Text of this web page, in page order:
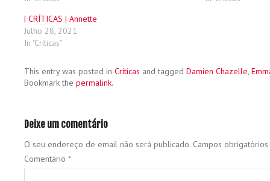
| CRÍTICAS | Annette
Julho 28, 2021
In "Críticas"
This entry was posted in Críticas and tagged Damien Chazelle
Bookmark the permalink.
Deixe um comentário
O seu endereço de email não será publicado. Campos
Comentário *